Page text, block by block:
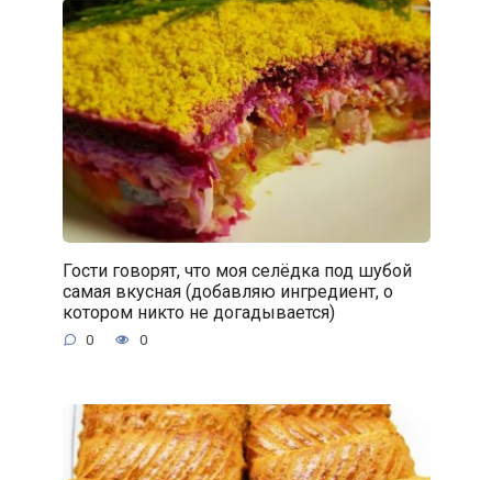
Гости говорят, что моя селёдка под шубой
самая вкусная (добавляю ингредиент, о
котором никто не догадывается)
0 0